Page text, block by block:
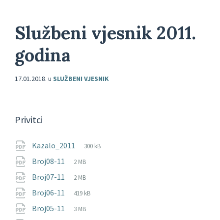
Službeni vjesnik 2011.
godina
17.01.2018. u SLUŽBENI VJESNIK
Privitci
Kazalo_2011
File
pdf
File
300 kB
Broj08-11
File
pdf
File
2 MB
Broj07-11
File
pdf
File
2 MB
Broj06-11
File
pdf
File
419 kB
Broj05-11
File
pdf
File
3 MB